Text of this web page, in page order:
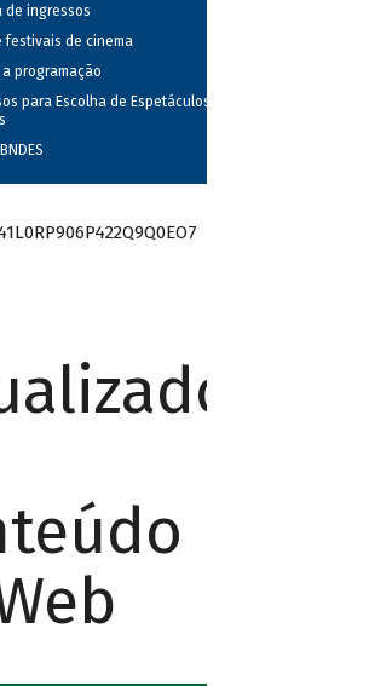
de ingressos
festivais de cinema
a programação
para Escolha de Espetáculos